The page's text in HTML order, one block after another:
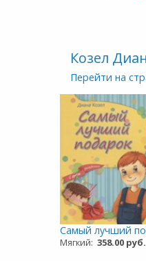
Козел
Перейти на
Самый лучший
Мягкий: 358.00 руб.